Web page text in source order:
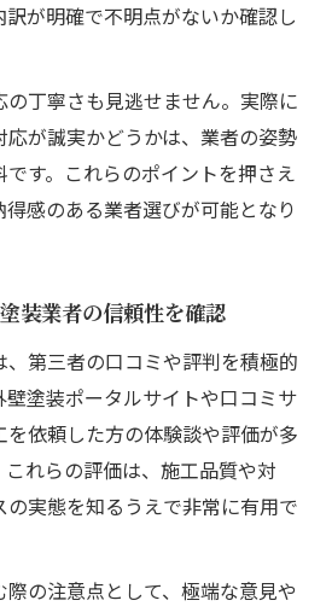
が明確で不明点がないか確認し
丁寧さも見逃せません。実際に
が誠実かどうかは、業者の姿勢
す。これらのポイントを押さえ
感のある業者選びが可能となり
装業者の信頼性を確認
第三者の口コミや評判を積極的
壁塗装ポータルサイトや口コミサ
依頼した方の体験談や評価が多
れらの評価は、施工品質や対
実態を知るうえで非常に有用で
の注意点として、極端な意見や